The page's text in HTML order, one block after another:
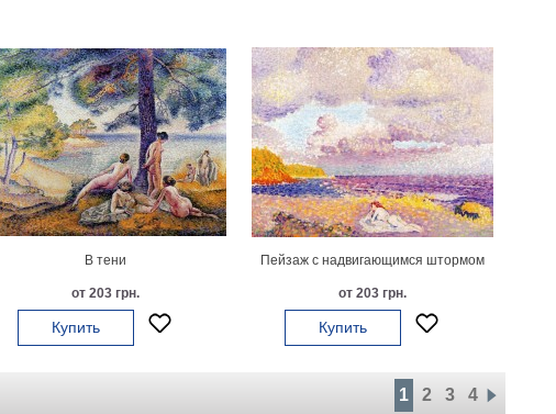
В тени
от 203 грн.
Купить
Пейзаж с надвигающимся штормом
от 203 грн.
Купить
1 2 3 4